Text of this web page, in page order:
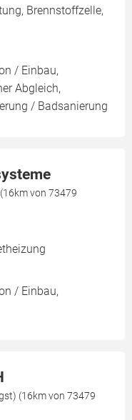
Brennstoffzelle,
/ Einbau,
Abgleich,
/ Badsanierung
von 73479
/ Einbau,
(16km von 73479